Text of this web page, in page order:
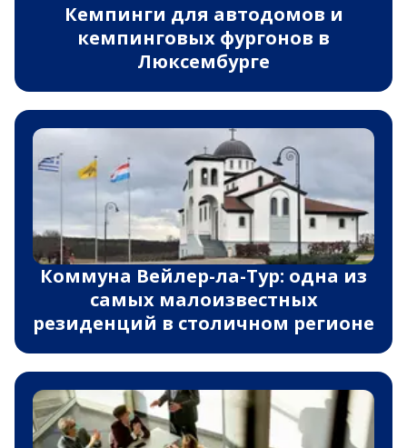
Кемпинги для автодомов и
кемпинговых фургонов в
Люксембурге
Коммуна Вейлер-ла-Тур: одна из
самых малоизвестных
резиденций в столичном регионе